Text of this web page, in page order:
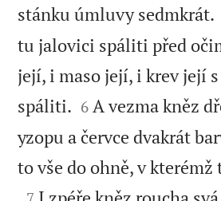
stánku úmluvy sedmkrát.
tu jalovici spáliti před
její, i maso její, i krev její
spáliti. 

6 A vezma kněz
yzopu a červce dvakrát
to vše do ohně, v
